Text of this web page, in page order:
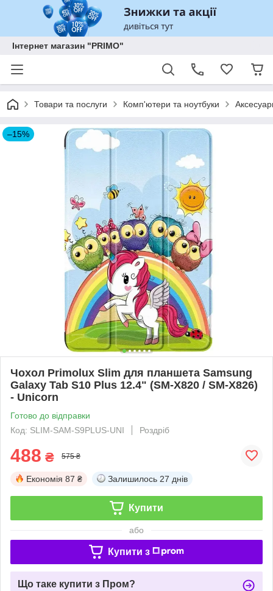
Інтернет магазин "PRIMO"
Товари та послуги Комп'ютери та ноутбуки
–15%
Чохол Primolux Slim для планшета Samsung
Galaxy Tab S10 Plus 12.4" (SM-X820 / SM-X826)
- Unicorn
Готово до відправки
Код: SLIM-SAM-S9PLUS-UNI
Роздріб
488 ₴ 575 ₴
Економія 87 ₴ Залишилось 27 днів
Купити
або
Купити з
Що таке купити з Пром?